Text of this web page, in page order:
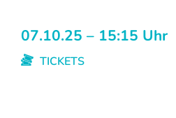
07.10.25 – 15:15 Uhr
TICKETS